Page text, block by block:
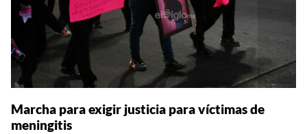
Marcha para exigir justicia para víctimas de
meningitis